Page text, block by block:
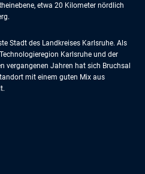
etwa 20 Kilometer nördlich
Stadt des Landkreises Karlsruhe. Als
Karlsruhe und der
vergangenen Jahren hat sich Bruchsal
mit einem guten Mix aus